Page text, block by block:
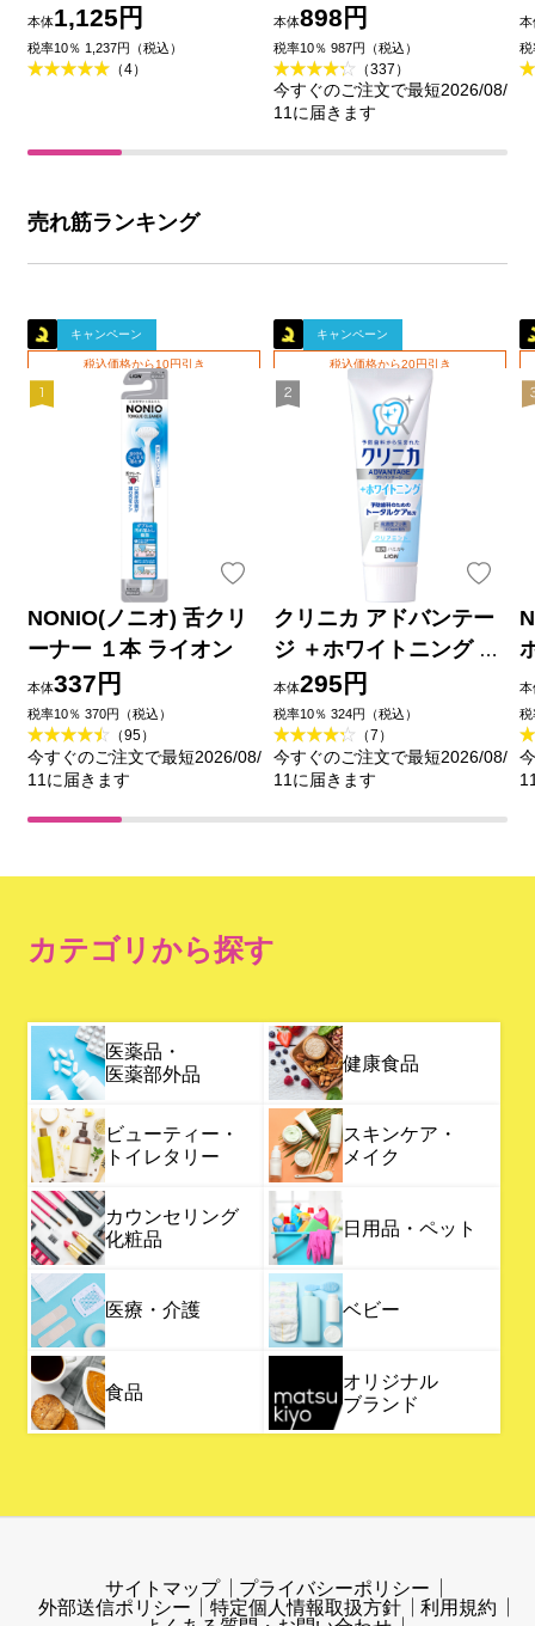
洗顔 １８０ｇ 花王
本体1,125円
税率10％ 1,237円（税込）
（4）
ィーの香り ６０ｍＬ 花
王
本体898円
税率10％ 987円（税込）
（337）
今すぐのご注文で最短2026/08/
11に届きます
本
税
売れ筋ランキング
キャンペーン
税込価格から10円引き
NONIO(ノニオ) 舌クリ
ーナー １本 ライオン
本体337円
税率10％ 370円（税込）
（95）
今すぐのご注文で最短2026/08/
11に届きます
キャンペーン
税込価格から20円引き
クリニカ アドバンテー
ジ ＋ホワイトニング ハ
ミガキ クリアミント 歯
磨き粉 １３０ｇ ライオ
ン (医薬部外品)
本体295円
税率10％ 324円（税込）
（7）
今すぐのご注文で最短2026/08/
11に届きます
本
税
カテゴリから探す
医薬品・
医薬部外品
健康食品
ビューティー・
トイレタリー
スキンケア・
メイク
カウンセリング
化粧品
日用品・ペット
医療・介護 ベビー
食品
オリジナル
ブランド
サイトマップ
プライバシーポリシー
外部送信ポリシー
特定個人情報取扱方針
利用規約